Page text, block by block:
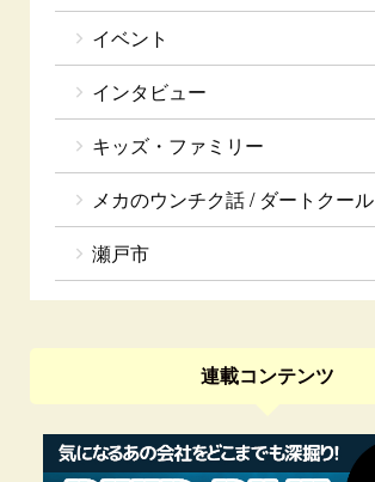
イベント
インタビュー
キッズ・ファミリー
メカのウンチク話 / ダートクール
瀬戸市
連載コンテンツ